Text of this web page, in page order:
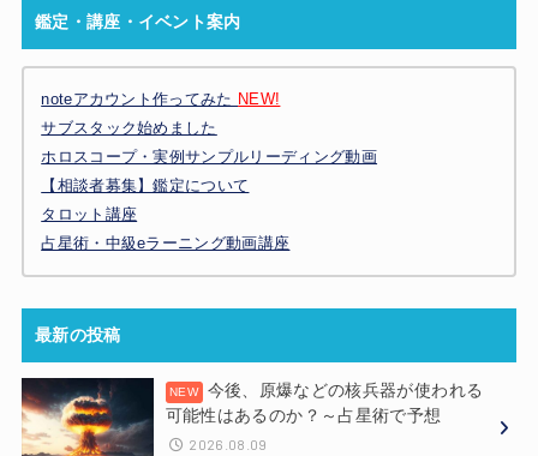
鑑定・講座・イベント案内
noteアカウント作ってみた NEW!
サブスタック始めました
ホロスコープ・実例サンプルリーディング動画
【相談者募集】鑑定について
タロット講座
占星術・中級eラーニング動画講座
最新の投稿
今後、原爆などの核兵器が使われる
可能性はあるのか？～占星術で予想
2026.08.09